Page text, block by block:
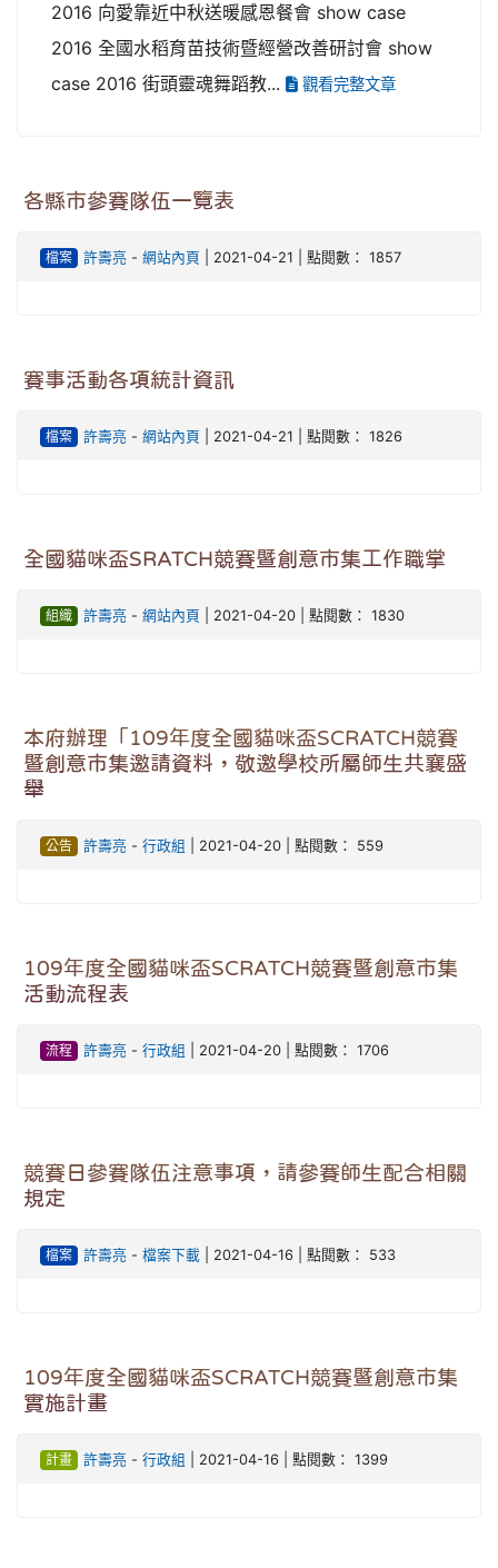
2016 向愛靠近中秋送暖感恩餐會 show case
2016 全國水稻育苗技術暨經營改善研討會 show
case 2016 街頭靈魂舞蹈教...
觀看完整文章
各縣市參賽隊伍一覽表
檔案 許壽亮 - 網站內頁 | 2021-04-21 | 點閱數： 1857
賽事活動各項統計資訊
檔案 許壽亮 - 網站內頁 | 2021-04-21 | 點閱數： 1826
全國貓咪盃SRATCH競賽暨創意市集工作職掌
組織 許壽亮 - 網站內頁 | 2021-04-20 | 點閱數： 1830
本府辦理「109年度全國貓咪盃SCRATCH競賽
暨創意市集邀請資料，敬邀學校所屬師生共襄盛
舉
公告 許壽亮 - 行政組 | 2021-04-20 | 點閱數： 559
109年度全國貓咪盃SCRATCH競賽暨創意市集
活動流程表
流程 許壽亮 - 行政組 | 2021-04-20 | 點閱數： 1706
競賽日參賽隊伍注意事項，請參賽師生配合相關
規定
檔案 許壽亮 - 檔案下載| 2021-04-16 | 點閱數： 533
109年度全國貓咪盃SCRATCH競賽暨創意市集
實施計畫
計畫 許壽亮 - 行政組 | 2021-04-16 | 點閱數： 1399